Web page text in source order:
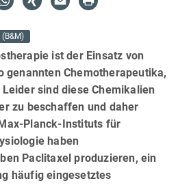
ist der Einsatz von
genannten Chemotherapeutika,
sind diese Chemikalien
zu beschaffen und daher
Planck-Instituts für
haben
Paclitaxel produzieren, ein
häufig eingesetztes